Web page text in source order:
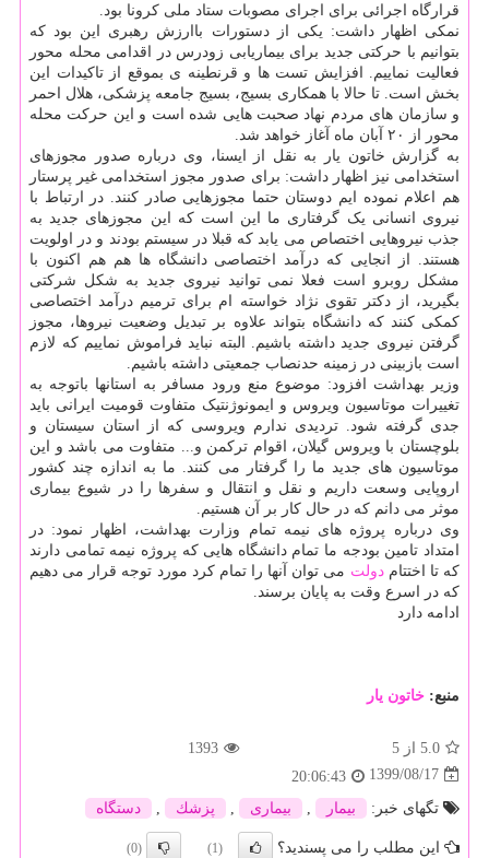
قرارگاه اجرائی برای اجرای مصوبات ستاد ملی کرونا بود.
نمکی اظهار داشت: یکی از دستورات باارزش رهبری این بود که
بتوانیم با حرکتی جدید برای بیماریابی زودرس در اقدامی محله محور
فعالیت نماییم. افزایش تست ها و قرنطینه ی بموقع از تاکیدات این
بخش است. تا حالا با همکاری بسیج، بسیج جامعه پزشکی، هلال احمر
و سازمان های مردم نهاد صحبت هایی شده است و این حرکت محله
محور از ۲۰ آبان ماه آغاز خواهد شد.
به گزارش خاتون یار به نقل از ایسنا، وی درباره صدور مجوزهای
استخدامی نیز اظهار داشت: برای صدور مجوز استخدامی غیر پرستار
هم اعلام نموده ایم دوستان حتما مجوزهایی صادر کنند. در ارتباط با
نیروی انسانی یک گرفتاری ما این است که این مجوزهای جدید به
جذب نیروهایی اختصاص می یابد که قبلا در سیستم بودند و در اولویت
هستند. از انجایی که درآمد اختصاصی دانشگاه ها هم هم اکنون با
مشکل روبرو است فعلا نمی توانید نیروی جدید به شکل شرکتی
بگیرید، از دکتر تقوی نژاد خواسته ام برای ترمیم درآمد اختصاصی
کمکی کنند که دانشگاه بتواند علاوه بر تبدیل وضعیت نیروها، مجوز
گرفتن نیروی جدید داشته باشیم. البته نباید فراموش نماییم که لازم
است بازبینی در زمینه حدنصاب جمعیتی داشته باشیم.
وزیر بهداشت افزود: موضوع منع ورود مسافر به استانها باتوجه به
تغییرات موتاسیون ویروس و ایمونوژنتیک متفاوت قومیت ایرانی باید
جدی گرفته شود. تردیدی ندارم ویروسی که از استان سیستان و
بلوچستان با ویروس گیلان، اقوام ترکمن و... متفاوت می باشد و این
موتاسیون های جدید ما را گرفتار می کنند. ما به اندازه چند کشور
اروپایی وسعت داریم و نقل و انتقال و سفرها را در شیوع بیماری
موثر می دانم که در حال کار بر آن هستیم.
وی درباره پروژه های نیمه تمام وزارت بهداشت، اظهار نمود: در
امتداد تامین بودجه ما تمام دانشگاه هایی که پروژه نیمه تمامی دارند
که تا اختتامدولت می توان آنها را تمام کرد مورد توجه قرار می دهیم
که در اسرع وقت به پایان برسند.
ادامه دارد
منبع: خاتون یار
5.0 از 5
1393
1399/08/17
20:06:43
تگهای خبر:
بیمار بیماری پزشك دستگاه
این مطلب را می پسندید؟ (1)
(0)